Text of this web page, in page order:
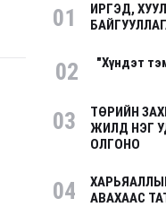
01
ИРГЭД,
02 "Хүндэт
03
ТӨРИЙН
ЖИЛД НЭГ
ОЛГОНО
04
АВАХААС